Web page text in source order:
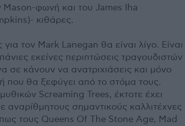
φωνή και του James Iha
κιθάρες.
για τον Mark Lanegan θα είναι λίγο. Είναι
εκείνες περιπτώσεις τραγουδιστών
σε κάνουν να ανατριχιάσεις και μόνο
που θα ξεφύγει από το στόμα τους.
Screaming Trees, έκτοτε έχει
αναρίθμητους σημαντικούς καλλιτέχνες
τους Queens Of The Stone Age, Mad